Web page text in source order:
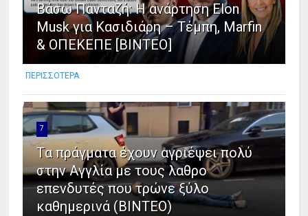
Βάσω Πανταζή: Η ανάρτηση Elon
Musk για Κασιδιάρη – Τέμπη, Marfin
& ΟΠΕΚΕΠΕ [ΒΙΝΤΕΟ]
ΠΕΡΙΣΣΟΤΕΡΑ
7
Tα πράγματα έχουν αγριέψει πολύ
στην Αγγλία με τους λαθρο
επενδυτές που τρώνε ξύλο
καθημερινά (ΒΙΝΤΕΟ)